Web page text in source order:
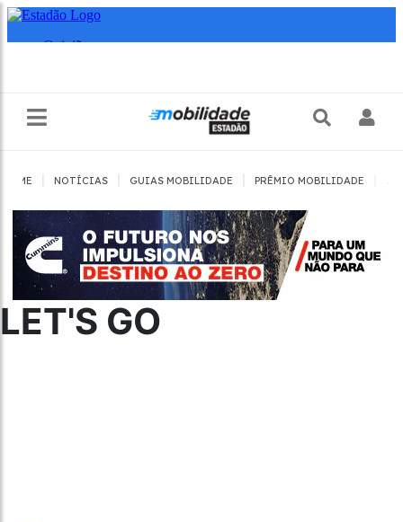
HOME NOTÍCIAS GUIAS MOBILIDADE PRÊMIO MOBILIDADE
LET'S GO